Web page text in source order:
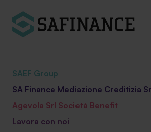
SAEF Group
SA Finance Mediazione Creditizia
Agevola Srl Società Benefit
Lavora con noi